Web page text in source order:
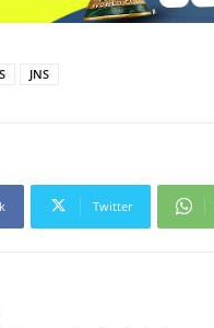
JNS
Twitter